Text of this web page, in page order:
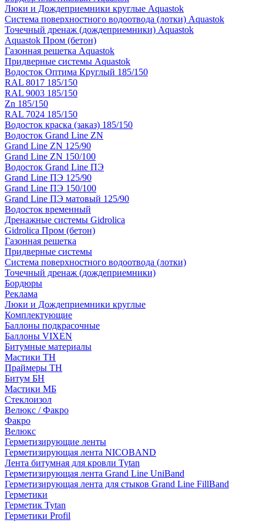
Люки и Дождеприемники круглые Aquastok
Система поверхностного водоотвода (лотки) Aquastok
Точечный дренаж (дождеприемники) Aquastok
Aquastok Пром (бетон)
Газонная решетка Aquastok
Придверные системы Aquastok
Водосток Оптима Круглый 185/150
RAL 8017 185/150
RAL 9003 185/150
Zn 185/150
RAL 7024 185/150
Водосток краска (заказ) 185/150
Водосток Grand Line ZN
Grand Line ZN 125/90
Grand Line ZN 150/100
Водосток Grand Line ПЭ
Grand Line ПЭ 125/90
Grand Line ПЭ 150/100
Grand Line ПЭ матовый 125/90
Водосток временный
Дренажные системы Gidrolica
Gidrolica Пром (бетон)
Газонная решетка
Придверные системы
Система поверхностного водоотвода (лотки)
Точечный дренаж (дождеприемники)
Бордюры
Рекламa
Люки и Дождеприемники круглые
Комплектующие
Баллоны подкрасочные
Баллоны VIXEN
Битумные материалы
Мастики ТН
Праймеры ТН
Битум БН
Мастики МБ
Стеклоизол
Велюкс / Факро
Факро
Велюкс
Герметизирующие ленты
Герметизирующая лента NICOBAND
Лента битумная для кровли Tytan
Герметизирующая лента Grand Line UniBand
Герметизирующая лента для стыков Grand Line FillBand
Герметики
Герметик Tytan
Герметики Profil